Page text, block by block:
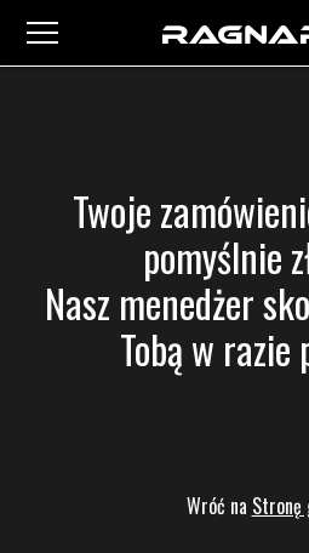
Twoje
pomyślnie
Nasz menedżer
Tobą w razie
Wróć na Stronę